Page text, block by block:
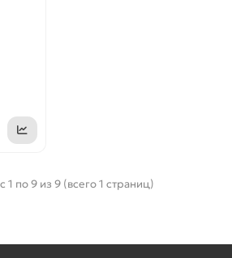
1 по 9 из 9 (всего 1 страниц)